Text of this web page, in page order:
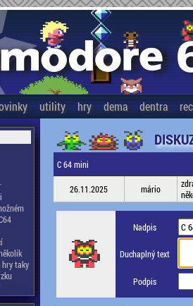
utility hry dema dentra
taky
C 64 mini
26.11.2025 mário
Nadpis
Duchaplný text
Podpis